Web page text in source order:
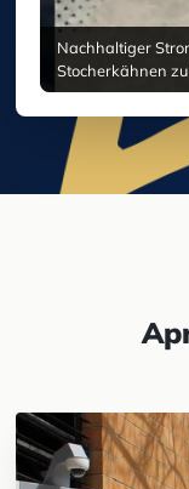
Nachhaltiger
Stocherkähnen